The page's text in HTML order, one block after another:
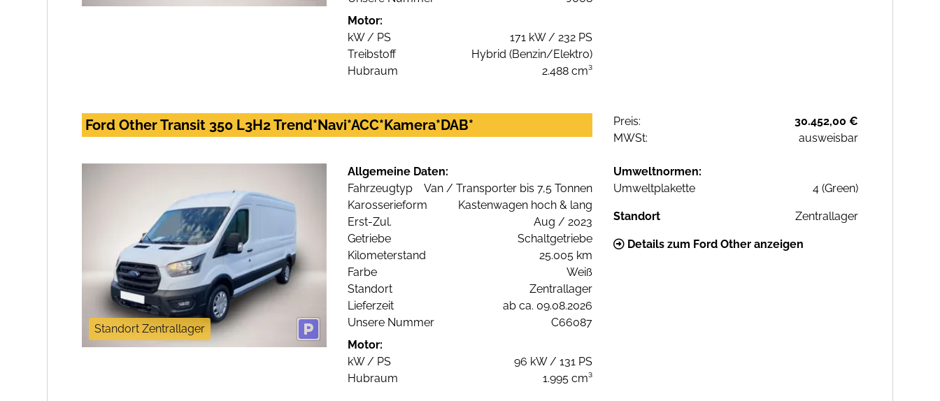
Motor:
kW / PS
171 kW / 232 PS
Treibstoff
Hybrid (Benzin/Elektro)
Hubraum
2.488 cm³
Ford Other Transit 350 L3H2 Trend*Navi*ACC*Kamera*DAB* Preis:
30.452,00 €
MWSt:
ausweisbar
Standort Zentrallager
Allgemeine Daten:
Fahrzeugtyp
Van / Transporter bis 7,5 Tonnen
Karosserieform
Kastenwagen hoch & lang
Erst-Zul.
Aug / 2023
Getriebe
Schaltgetriebe
Kilometerstand
25.005 km
Farbe
Weiß
Standort
Zentrallager
Lieferzeit
ab ca. 09.08.2026
Unsere Nummer
C66087
Motor:
kW / PS
96 kW / 131 PS
Hubraum
1.995 cm³
Umweltnormen:
Umweltplakette
4 (Green)
Standort Zentrallager
Details zum Ford Other anzeigen